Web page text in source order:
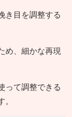
き目を調整する
め、細かな再現
って調整できる
。